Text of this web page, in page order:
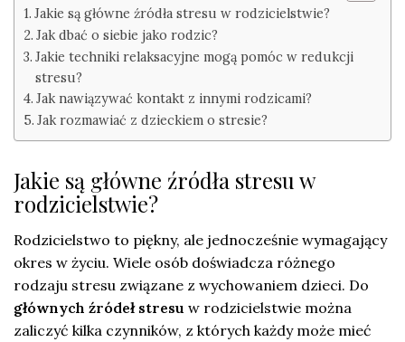
Jakie są główne źródła stresu w rodzicielstwie?
Jak dbać o siebie jako rodzic?
Jakie techniki relaksacyjne mogą pomóc w redukcji
stresu?
Jak nawiązywać kontakt z innymi rodzicami?
Jak rozmawiać z dzieckiem o stresie?
Jakie są główne źródła stresu w
rodzicielstwie?
Rodzicielstwo to piękny, ale jednocześnie wymagający
okres w życiu. Wiele osób doświadcza różnego
rodzaju stresu związane z wychowaniem dzieci. Do
głównych źródeł stresu w rodzicielstwie można
zaliczyć kilka czynników, z których każdy może mieć